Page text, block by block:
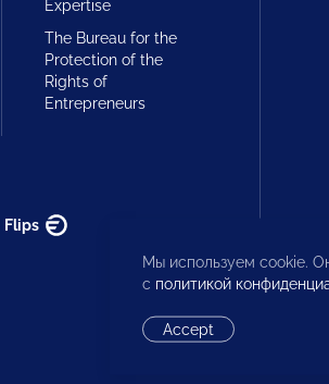
Expertise
The Bureau for the
Protection of the
Rights of
Entrepreneurs
Flips
Мы используем cookie.
с политикой
Accept